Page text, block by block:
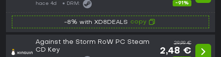
hace 4d DRM: -91%
-8% with XD8DEALS copy
Against the Storm RoW PC Steam
CD Key
29,99 €
2,48 €